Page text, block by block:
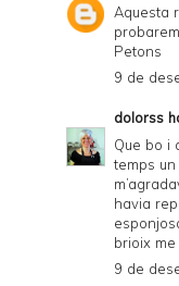
Aquesta
Petons
9 de
dolorss
Que bo i
temps
havia
brioix me
9 de